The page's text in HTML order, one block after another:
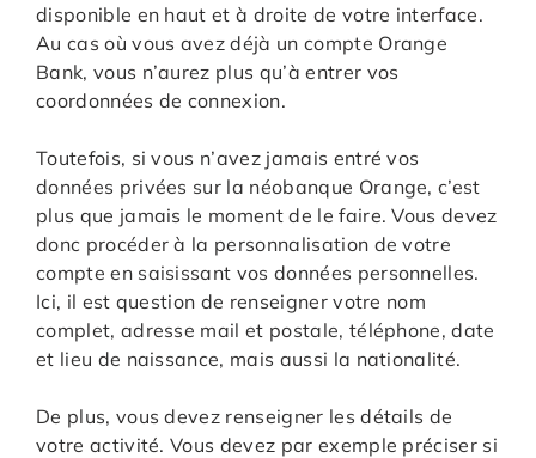
disponible en haut et à droite de votre interface.
Au cas où vous avez déjà un compte Orange
Bank, vous n’aurez plus qu’à entrer vos
coordonnées de connexion.
Toutefois, si vous n’avez jamais entré vos
données privées sur la néobanque Orange, c’est
plus que jamais le moment de le faire. Vous devez
donc procéder à la personnalisation de votre
compte en saisissant vos données personnelles.
Ici, il est question de renseigner votre nom
complet, adresse mail et postale, téléphone, date
et lieu de naissance, mais aussi la nationalité.
De plus, vous devez renseigner les détails de
votre activité. Vous devez par exemple préciser si